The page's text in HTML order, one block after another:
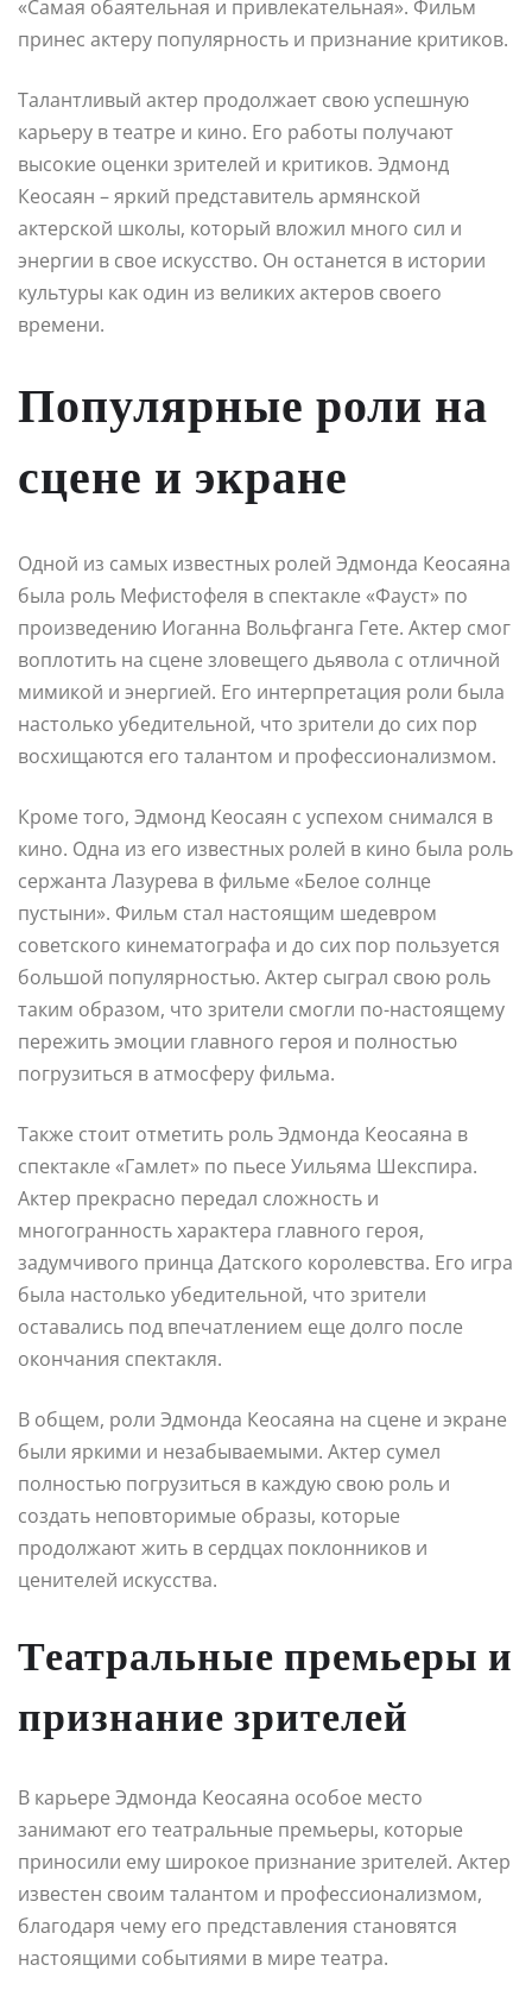
«Самая обаятельная и привлекательная». Фильм
принес актеру популярность и признание критиков.
Талантливый актер продолжает свою успешную
карьеру в театре и кино. Его работы получают
высокие оценки зрителей и критиков. Эдмонд
Кеосаян – яркий представитель армянской
актерской школы, который вложил много сил и
энергии в свое искусство. Он останется в истории
культуры как один из великих актеров своего
времени.
Популярные роли на
сцене и экране
Одной из самых известных ролей Эдмонда Кеосаяна
была роль Мефистофеля в спектакле «Фауст» по
произведению Иоганна Вольфганга Гете. Актер смог
воплотить на сцене зловещего дьявола с отличной
мимикой и энергией. Его интерпретация роли была
настолько убедительной, что зрители до сих пор
восхищаются его талантом и профессионализмом.
Кроме того, Эдмонд Кеосаян с успехом снимался в
кино. Одна из его известных ролей в кино была роль
сержанта Лазурева в фильме «Белое солнце
пустыни». Фильм стал настоящим шедевром
советского кинематографа и до сих пор пользуется
большой популярностью. Актер сыграл свою роль
таким образом, что зрители смогли по-настоящему
пережить эмоции главного героя и полностью
погрузиться в атмосферу фильма.
Также стоит отметить роль Эдмонда Кеосаяна в
спектакле «Гамлет» по пьесе Уильяма Шекспира.
Актер прекрасно передал сложность и
многогранность характера главного героя,
задумчивого принца Датского королевства. Его игра
была настолько убедительной, что зрители
оставались под впечатлением еще долго после
окончания спектакля.
В общем, роли Эдмонда Кеосаяна на сцене и экране
были яркими и незабываемыми. Актер сумел
полностью погрузиться в каждую свою роль и
создать неповторимые образы, которые
продолжают жить в сердцах поклонников и
ценителей искусства.
Театральные премьеры и
признание зрителей
В карьере Эдмонда Кеосаяна особое место
занимают его театральные премьеры, которые
приносили ему широкое признание зрителей. Актер
известен своим талантом и профессионализмом,
благодаря чему его представления становятся
настоящими событиями в мире театра.